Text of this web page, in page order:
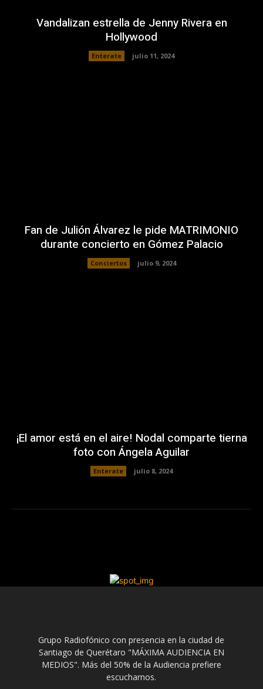
Vandalizan estrella de Jenny Rivera en
Hollywood
Enterate julio 11, 2024
Fan de Julión Álvarez le pide MATRIMONIO
durante concierto en Gómez Palacio
Conciertos julio 9, 2024
¡El amor está en el aire! Nodal comparte tierna
foto con Ángela Aguilar
Enterate julio 8, 2024
Grupo Radiofónico con presencia en la ciudad de
Santiago de Querétaro "MÁXIMA AUDIENCIA EN
MEDIOS". Más del 50% de la Audiencia prefiere
escucharnos.